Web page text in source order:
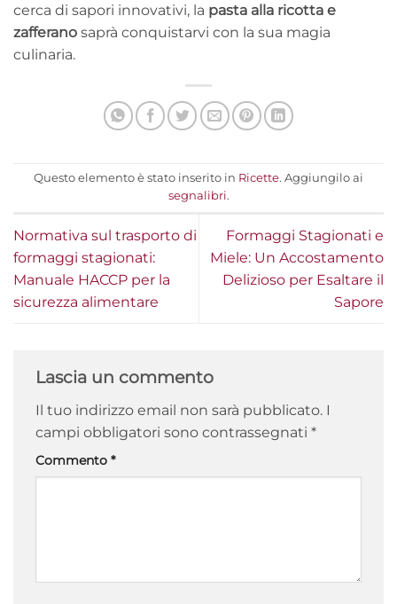
cerca di sapori innovativi, la pasta alla ricotta e
zafferano saprà conquistarvi con la sua magia
culinaria.
Questo elemento è stato inserito in Ricette. Aggiungilo ai
segnalibri.
Normativa sul trasporto di
formaggi stagionati:
Manuale HACCP per la
sicurezza alimentare
Formaggi Stagionati e
Miele: Un Accostamento
Delizioso per Esaltare il
Sapore
Lascia un commento
Il tuo indirizzo email non sarà pubblicato. I
campi obbligatori sono contrassegnati *
Commento *